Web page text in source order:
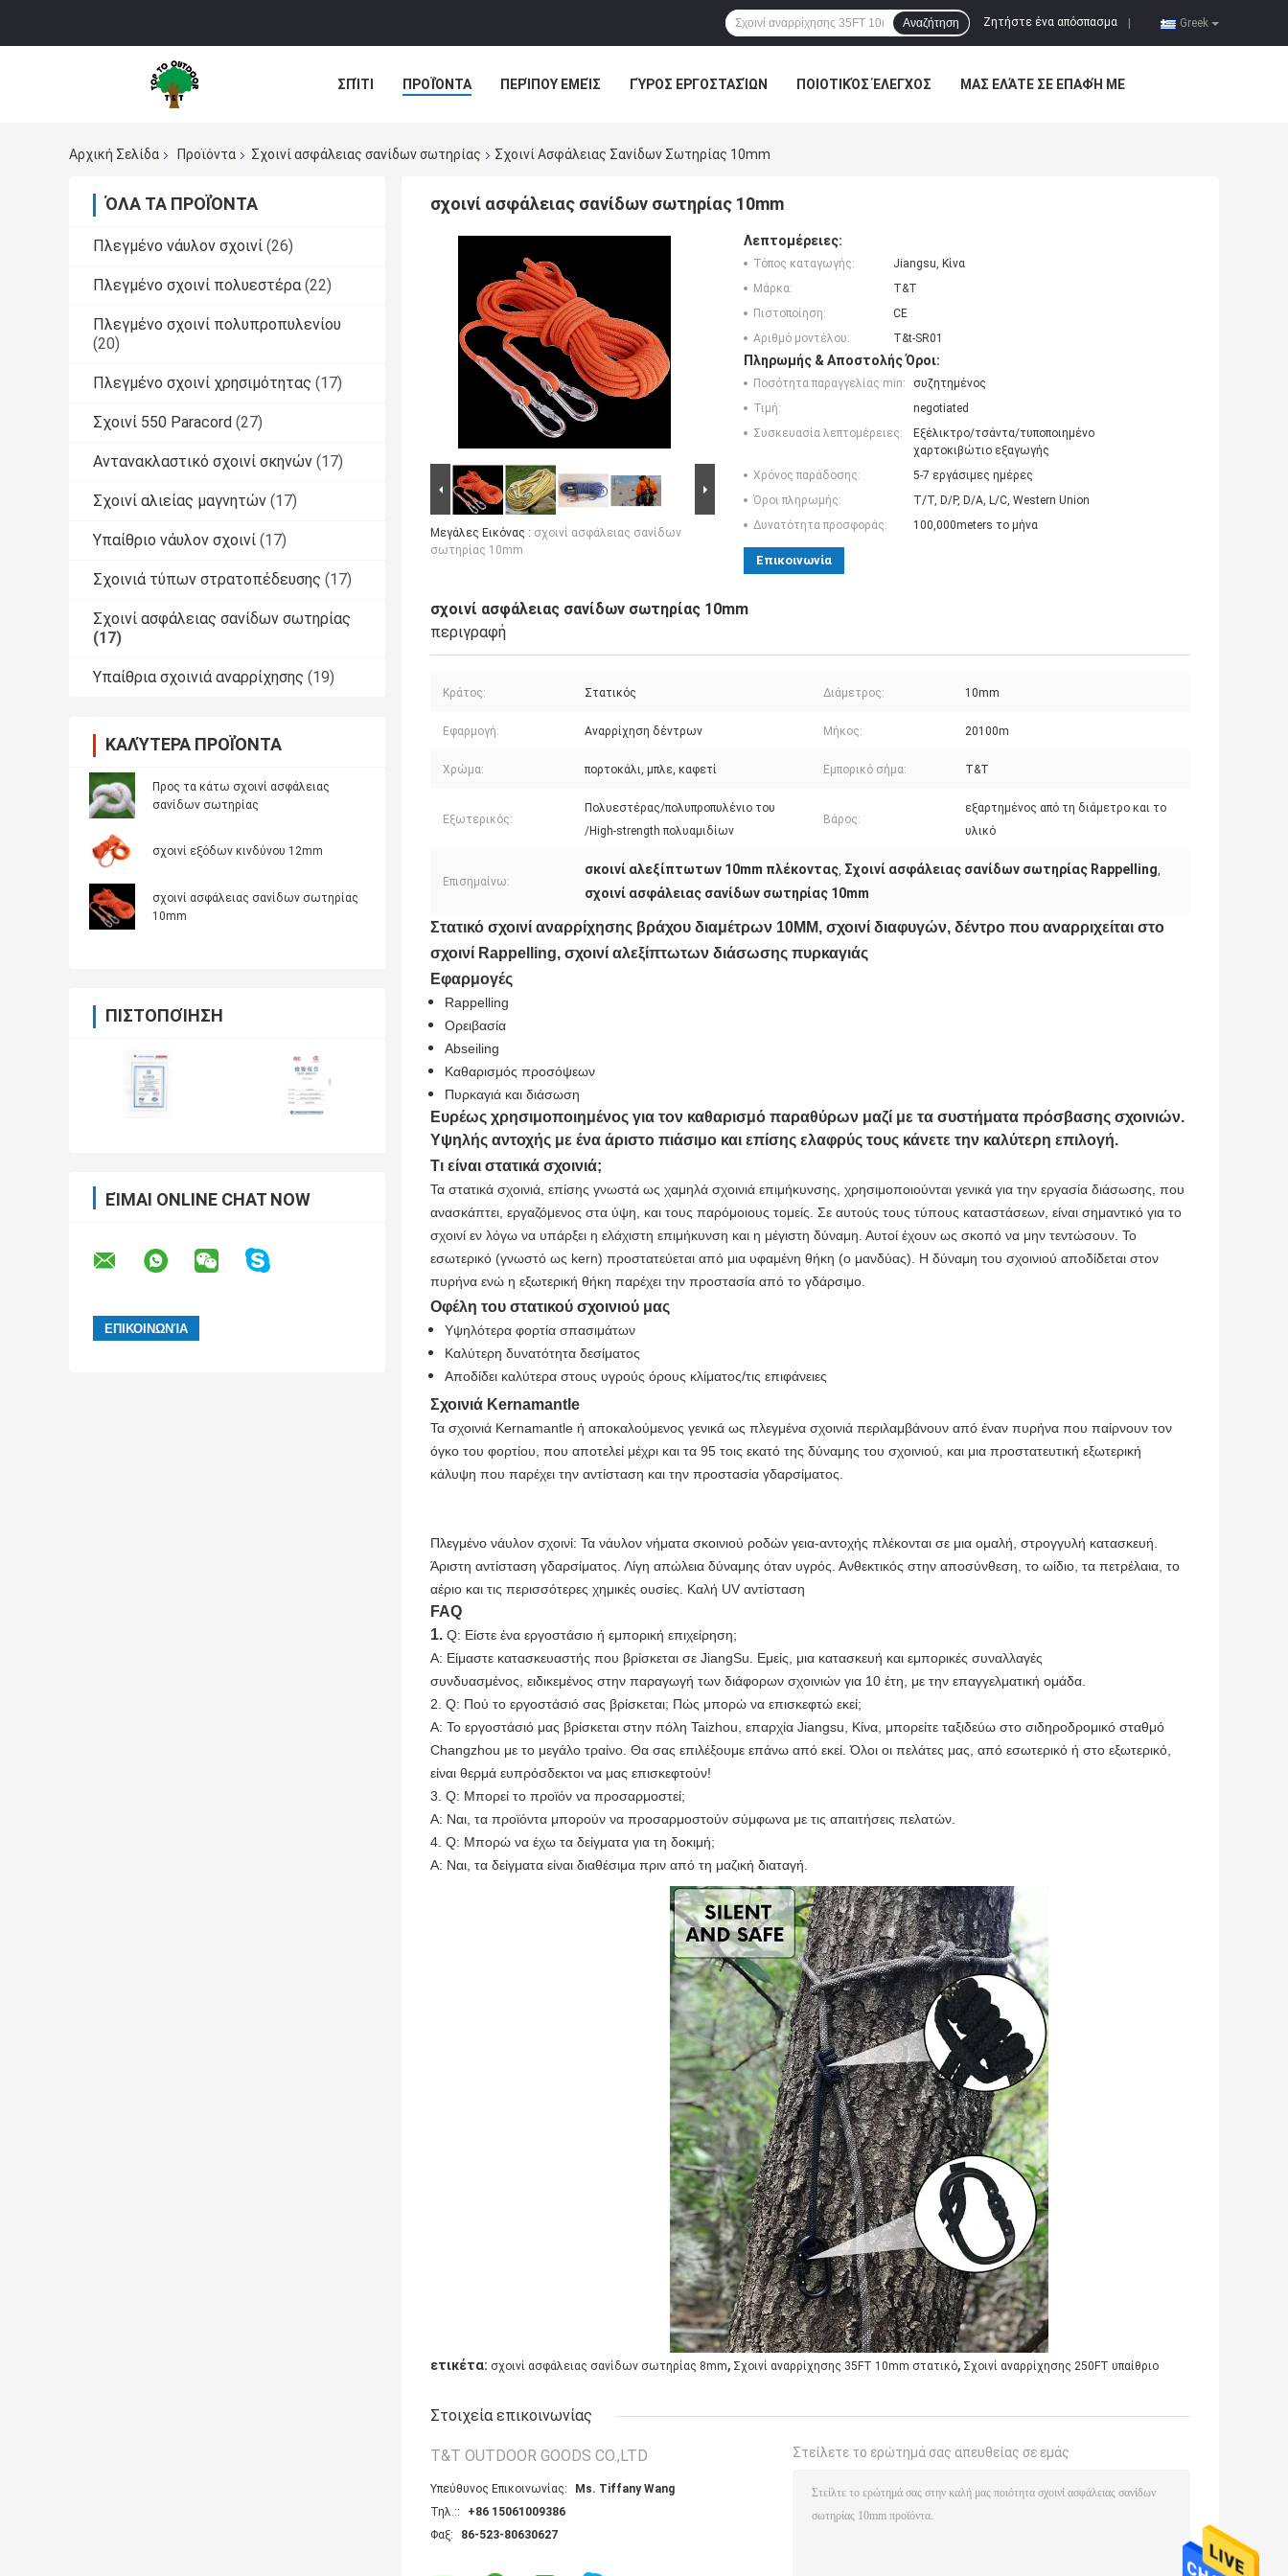
Greek
Ζητήστε ένα απόσπασμα
Αναζήτηση
ΣΠΊΤΙ ΠΡΟΪΌΝΤΑ ΠΕΡΊΠΟΥ ΕΜΕΊΣ ΓΎΡΟΣ ΕΡΓΟΣΤΑΣΊΩΝ ΠΟΙΟΤΙΚΌΣ ΈΛΕΓΧΟΣ ΜΑΣ ΕΛΆΤΕ ΣΕ ΕΠΑΦΉ ΜΕ
Αρχική Σελίδα Προϊόντα Σχοινί ασφάλειας σανίδων σωτηρίας Σχοινί Ασφάλειας Σανίδων Σωτηρίας 10mm
ΌΛΑ ΤΑ ΠΡΟΪΌΝΤΑ
Πλεγμένο νάυλον σχοινί (26)
Πλεγμένο σχοινί πολυεστέρα (22)
Πλεγμένο σχοινί πολυπροπυλενίου
(20)
Πλεγμένο σχοινί χρησιμότητας (17)
Σχοινί 550 Paracord (27)
Αντανακλαστικό σχοινί σκηνών (17)
Σχοινί αλιείας μαγνητών (17)
Υπαίθριο νάυλον σχοινί (17)
Σχοινιά τύπων στρατοπέδευσης (17)
Σχοινί ασφάλειας σανίδων σωτηρίας
(17)
Υπαίθρια σχοινιά αναρρίχησης (19)
ΚΑΛΎΤΕΡΑ ΠΡΟΪΌΝΤΑ
Προς τα κάτω σχοινί ασφάλειας
σανίδων σωτηρίας
σχοινί εξόδων κινδύνου 12mm
σχοινί ασφάλειας σανίδων σωτηρίας
10mm
ΠΙΣΤΟΠΟΊΗΣΗ
ΕΊΜΑΙ ONLINE CHAT NOW
σχοινί ασφάλειας σανίδων σωτηρίας 10mm
Μεγάλες Εικόνας : σχοινί ασφάλειας σανίδων
σωτηρίας 10mm
Λεπτομέρειες:
Τόπος καταγωγής:
Jiangsu, Κίνα
Μάρκα:
T&T
Πιστοποίηση:
CE
Αριθμό μοντέλου:
T&t-SR01
Πληρωμής & Αποστολής Όροι:
Ποσότητα παραγγελίας min:
συζητημένος
Τιμή:
negotiated
Συσκευασία λεπτομέρειες:
Εξέλικτρο/τσάντα/τυποποιημένο
χαρτοκιβώτιο εξαγωγής
Χρόνος παράδοσης:
5-7 εργάσιμες ημέρες
Όροι πληρωμής:
T/T, D/P, D/A, L/C, Western Union
Δυνατότητα προσφοράς:
100,000meters το μήνα
Επικοινωνία
σχοινί ασφάλειας σανίδων σωτηρίας 10mm
περιγραφή
Κράτος: Στατικός Διάμετρος: 10mm
Εφαρμογή: Αναρρίχηση δέντρων Μήκος: 20100m
Χρώμα: πορτοκάλι, μπλε, καφετί Εμπορικό σήμα: T&T
Εξωτερικός:
Πολυεστέρας/πολυπροπυλένιο του
/High-strength πολυαμιδίων
Βάρος:
εξαρτημένος από τη διάμετρο και το
υλικό
Επισημαίνω:
σκοινί αλεξίπτωτων 10mm πλέκοντας, Σχοινί ασφάλειας σανίδων σωτηρίας Rappelling,
σχοινί ασφάλειας σανίδων σωτηρίας 10mm
Στατικό σχοινί αναρρίχησης βράχου διαμέτρων 10MM, σχοινί διαφυγών, δέντρο που αναρριχείται στο
σχοινί Rappelling, σχοινί αλεξίπτωτων διάσωσης πυρκαγιάς
Εφαρμογές
Rappelling
Ορειβασία
Abseiling
Καθαρισμός προσόψεων
Πυρκαγιά και διάσωση
Ευρέως χρησιμοποιημένος για τον καθαρισμό παραθύρων μαζί με τα συστήματα πρόσβασης σχοινιών.
Υψηλής αντοχής με ένα άριστο πιάσιμο και επίσης ελαφρύς τους κάνετε την καλύτερη επιλογή.
Τι είναι στατικά σχοινιά;
Τα στατικά σχοινιά, επίσης γνωστά ως χαμηλά σχοινιά επιμήκυνσης, χρησιμοποιούνται γενικά για την εργασία διάσωσης, που
ανασκάπτει, εργαζόμενος στα ύψη, και τους παρόμοιους τομείς. Σε αυτούς τους τύπους καταστάσεων, είναι σημαντικό για το
σχοινί εν λόγω να υπάρξει η ελάχιστη επιμήκυνση και η μέγιστη δύναμη. Αυτοί έχουν ως σκοπό να μην τεντώσουν. Το
εσωτερικό (γνωστό ως kern) προστατεύεται από μια υφαμένη θήκη (ο μανδύας). Η δύναμη του σχοινιού αποδίδεται στον
πυρήνα ενώ η εξωτερική θήκη παρέχει την προστασία από το γδάρσιμο.
Οφέλη του στατικού σχοινιού μας
Υψηλότερα φορτία σπασιμάτων
Καλύτερη δυνατότητα δεσίματος
Αποδίδει καλύτερα στους υγρούς όρους κλίματος/τις επιφάνειες
Σχοινιά Kernamantle
Τα σχοινιά Kernamantle ή αποκαλούμενος γενικά ως πλεγμένα σχοινιά περιλαμβάνουν από έναν πυρήνα που παίρνουν τον
όγκο του φορτίου, που αποτελεί μέχρι και τα 95 τοις εκατό της δύναμης του σχοινιού, και μια προστατευτική εξωτερική
κάλυψη που παρέχει την αντίσταση και την προστασία γδαρσίματος.
Πλεγμένο νάυλον σχοινί: Τα νάυλον νήματα σκοινιού ροδών γεια-αντοχής πλέκονται σε μια ομαλή, στρογγυλή κατασκευή.
Άριστη αντίσταση γδαρσίματος. Λίγη απώλεια δύναμης όταν υγρός. Ανθεκτικός στην αποσύνθεση, το ωίδιο, τα πετρέλαια, το
αέριο και τις περισσότερες χημικές ουσίες. Καλή UV αντίσταση
FAQ
1. Q: Είστε ένα εργοστάσιο ή εμπορική επιχείρηση;
Α: Είμαστε κατασκευαστής που βρίσκεται σε JiangSu. Εμείς, μια κατασκευή και εμπορικές συναλλαγές
συνδυασμένος, ειδικεμένος στην παραγωγή των διάφορων σχοινιών για 10 έτη, με την επαγγελματική ομάδα.
2. Q: Πού το εργοστάσιό σας βρίσκεται; Πώς μπορώ να επισκεφτώ εκεί;
Α: Το εργοστάσιό μας βρίσκεται στην πόλη Taizhou, επαρχία Jiangsu, Κίνα, μπορείτε ταξιδεύω στο σιδηροδρομικό σταθμό
Changzhou με το μεγάλο τραίνο. Θα σας επιλέξουμε επάνω από εκεί. Όλοι οι πελάτες μας, από εσωτερικό ή στο εξωτερικό,
είναι θερμά ευπρόσδεκτοι να μας επισκεφτούν!
3. Q: Μπορεί το προϊόν να προσαρμοστεί;
Α: Ναι, τα προϊόντα μπορούν να προσαρμοστούν σύμφωνα με τις απαιτήσεις πελατών.
4. Q: Μπορώ να έχω τα δείγματα για τη δοκιμή;
Α: Ναι, τα δείγματα είναι διαθέσιμα πριν από τη μαζική διαταγή.
ετικέτα: σχοινί ασφάλειας σανίδων σωτηρίας 8mm, Σχοινί αναρρίχησης 35FT 10mm στατικό, Σχοινί αναρρίχησης 250FT υπαίθριο
Στοιχεία επικοινωνίας
T&T OUTDOOR GOODS CO.,LTD
Υπεύθυνος Επικοινωνίας:
Ms. Tiffany Wang
Τηλ.::
+86 15061009386
Φαξ:
86-523-80630627
Στείλετε το ερώτημά σας απευθείας σε εμάς